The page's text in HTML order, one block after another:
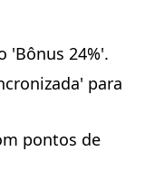
'Bônus 24%'.
para
pontos de